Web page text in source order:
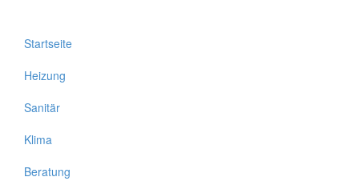
Startseite
Heizung
Sanitär
Klima
Beratung